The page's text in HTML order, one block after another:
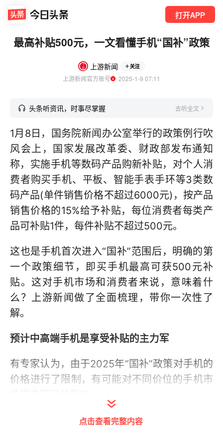
打开APP
最高补贴500元，一文看懂手机“国补”政策
上游新闻 关注
上游新闻官方账号
  2025-1-9 07:11
头条听资讯，时事尽掌握 去听全文
1月8日，国务院新闻办公室举行的政策例行吹
风会上，国家发展改革委、财政部发布通知
称，实施手机等数码产品购新补贴，对个人消
费者购买手机、平板、智能手表手环等3类数
码产品(单件销售价格不超过6000元)，按产品
销售价格的15%给予补贴，每位消费者每类产
品可补贴1件，每件补贴不超过500元。
这也是手机首次进入“国补”范围后，明确的第
一个政策细节，即买手机最高可获500元补
贴。这对手机市场和消费者来说，意味着什
么？上游新闻做了全面梳理，带你一次性了
解。
预计中高端手机是享受补贴的主力军
有专家认为，由于2025年“国补”政策对手机的
价格进行了限制，有可能对不同价位的手机市
“价格在3500-4000元的中高端手机，预计将
点击查看完整内容